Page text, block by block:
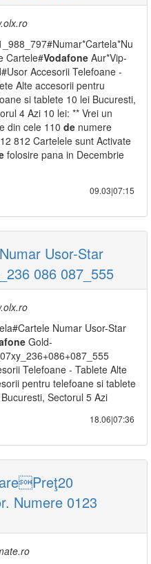
Cartele#Vodafone Aur*Vip-
Accesorii Telefoane -
Alte accesorii pentru
si tablete 10 lei Bucuresti,
4 Azi 10 lei: ** Vrei un
din cele 110 de numere
812 Cartelele sunt Activate
folosire pana in Decembrie
09.03|07:15
Usor-Star
086 087_555
Numar Usor-Star
Gold-
Telefoane - Tablete Alte
pentru telefoane si tablete
Sectorul 5 Azi
18.06|07:36
Numere 0123